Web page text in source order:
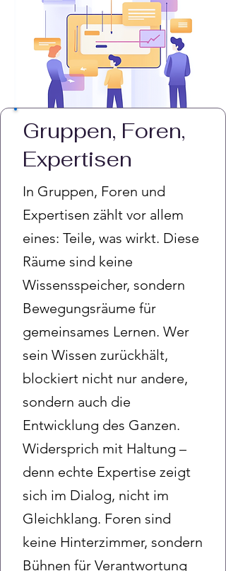
Gruppen, Foren,
Expertisen
In Gruppen, Foren und
Expertisen zählt vor allem
eines: Teile, was wirkt. Diese
Räume sind keine
Wissensspeicher, sondern
Bewegungsräume für
gemeinsames Lernen. Wer
sein Wissen zurückhält,
blockiert nicht nur andere,
sondern auch die
Entwicklung des Ganzen.
Widersprich mit Haltung –
denn echte Expertise zeigt
sich im Dialog, nicht im
Gleichklang. Foren sind
keine Hinterzimmer, sondern
Bühnen für Verantwortung